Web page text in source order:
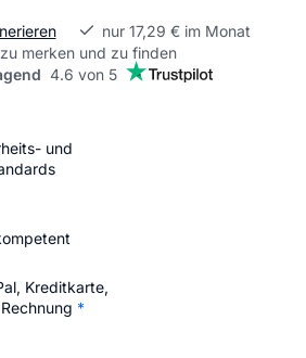
nur 17,29 € im Monat
merken und zu finden
4.6 von 5
und
Kreditkarte,
*